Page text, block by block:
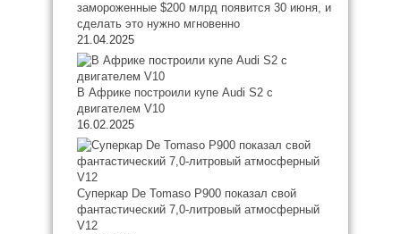
замороженные $200 млрд появится 30 июня, и
сделать это нужно мгновенно
21.04.2025
В Африке построили купе Audi S2 с
двигателем V10
16.02.2025
Суперкар De Tomaso P900 показал свой
фантастический 7,0-литровый атмосферный
V12